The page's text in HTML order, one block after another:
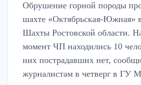
Обрушение горной породы
шахте «Октябрьская-Южная»
Шахты Ростовской области.
момент ЧП находились 10
них пострадавших нет,
журналистам в четверг в ГУ